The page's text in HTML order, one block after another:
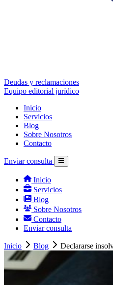
Deudas y reclamaciones
Equipo editorial jurídico
Inicio
Servicios
Blog
Sobre Nosotros
Contacto
Enviar consulta
Inicio
Servicios
Blog
Sobre Nosotros
Contacto
Enviar consulta
Inicio Blog Declararse